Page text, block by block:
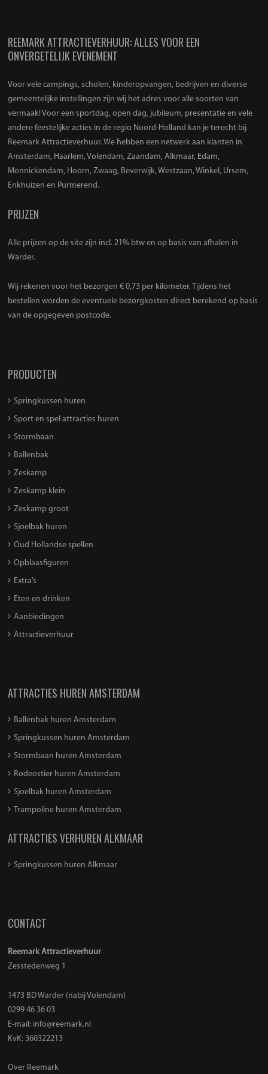
REEMARK ATTRACTIEVERHUUR: ALLES VOOR EEN
ONVERGETELIJK EVENEMENT
Voor vele campings, scholen, kinderopvangen, bedrijven en diverse
gemeentelijke instellingen zijn wij het adres voor alle soorten van
vermaak! Voor een sportdag, open dag, jubileum, presentatie en vele
andere feestelijke acties in de regio Noord-Holland kan je terecht bij
Reemark Attractieverhuur. We hebben een netwerk aan klanten in
Amsterdam, Haarlem, Volendam, Zaandam, Alkmaar, Edam,
Monnickendam, Hoorn, Zwaag, Beverwijk, Westzaan, Winkel, Ursem,
Enkhuizen en Purmerend.
PRIJZEN
Alle prijzen op de site zijn incl. 21% btw en op basis van afhalen in
Warder.
Wij rekenen voor het bezorgen € 0,73 per kilometer. Tijdens het
bestellen worden de eventuele bezorgkosten direct berekend op basis
van de opgegeven postcode.
PRODUCTEN
Springkussen huren
Sport en spel attracties huren
Stormbaan
Ballenbak
Zeskamp
Zeskamp klein
Zeskamp groot
Sjoelbak huren
Oud Hollandse spellen
Opblaasfiguren
Extra’s
Eten en drinken
Aanbiedingen
Attractieverhuur
ATTRACTIES HUREN AMSTERDAM
Ballenbak huren Amsterdam
Springkussen huren Amsterdam
Stormbaan huren Amsterdam
Rodeostier huren Amsterdam
Sjoelbak huren Amsterdam
Trampoline huren Amsterdam
ATTRACTIES VERHUREN ALKMAAR
Springkussen huren Alkmaar
CONTACT
Reemark Attractieverhuur
Zesstedenweg 1
1473 BD Warder (nabij Volendam)
0299 46 36 03
E-mail: info@reemark.nl
KvK: 360322213
Over Reemark